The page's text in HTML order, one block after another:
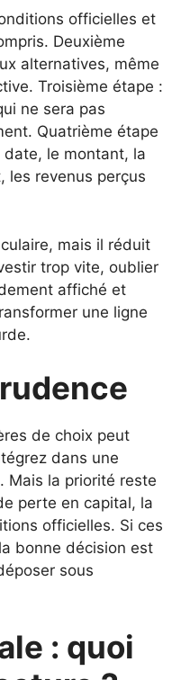
officielles et
Deuxième
alternatives, même
Troisième étape :
ne sera pas
Quatrième étape
le montant, la
les revenus perçus
mais il réduit
trop vite, oublier
affiché et
une ligne
de choix peut
dans une
Mais la priorité reste
perte en capital, la
officielles. Si ces
bonne décision est
sous
: quoi